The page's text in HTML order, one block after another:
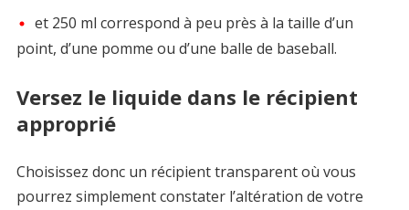
et 250 ml correspond à peu près à la taille d’un
point, d’une pomme ou d’une balle de baseball.
Versez le liquide dans le récipient
approprié
Choisissez donc un récipient transparent où vous
pourrez simplement constater l’altération de votre